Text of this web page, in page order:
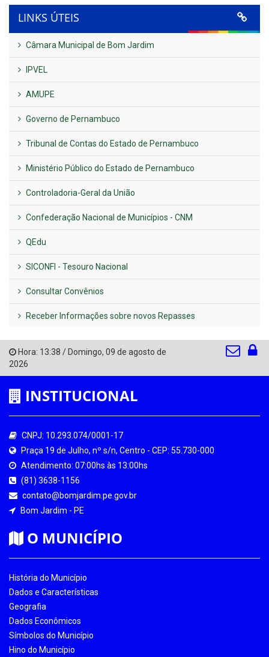
LINKS ÚTEIS
Câmara Municipal de Bom Jardim
IPVEL
AMUPE
Governo de Pernambuco
Tribunal de Contas do Estado de Pernambuco
Ministério Público do Estado de Pernambuco
Controladoria-Geral da União
Confederação Nacional de Municípios - CNM
QEdu
SICONFI - Tesouro Nacional
Consultar Convênios
Receber Informações sobre novos Repasses
Hora: 13:38 / Domingo, 09 de agosto de
2026
INSTITUCIONAL
CNPJ: 10.293.074/0001-17
Praça 19 de Julho, nº s/n, Centro - CEP: 55.730-000
Atendimento: 07:00hs às 13:00hs
(81) 3638-1156
contato@bomjardim.pe.gov.br
Bom Jardim - PE
O MUNICÍPIO
História do Município
Dados e Características
Geografia
Dados Econômicos
Símbolos do Município
Hino do Município